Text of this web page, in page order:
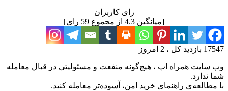
رای کاربران
[میانگین4.3از مجموع59رای]
17547 بازدید کل ، 2 امروز
وب سایت همراه اپ ، هیچ‌گونه منفعت و مسئولیتی در قبال معامله
شما ندارد.
با مطالعه‌ی راهنمای خرید امن، آسوده‌تر معامله کنید.